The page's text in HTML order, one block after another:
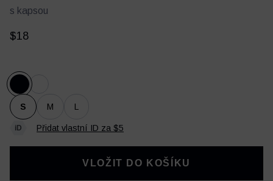
s kapsou
$18
S M L
Přidat vlastní ID za $5
VLOŽIT DO KOŠÍKU